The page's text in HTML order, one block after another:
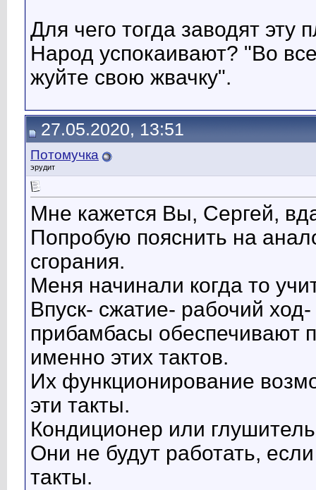
Для чего тогда заводят эту
Народ успокаивают? "Во
жуйте свою жвачку".
27.05.2020, 13:51
Потомучка
эрудит
Мне кажется Вы, Сергей,
Попробую пояснить на
сгорания.
Меня начинали когда то
Впуск- сжатие- рабочий
прибамбасы обеспечивают
именно этих тактов.
Их функционирование
эти такты.
Кондиционер или
Они не будут работать,
такты.